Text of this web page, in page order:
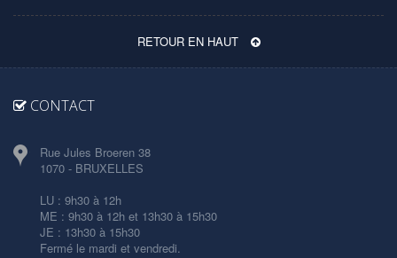
RETOUR EN HAUT
CONTACT
Rue Jules Broeren 38
1070 - BRUXELLES
LU : 9h30 à 12h
ME : 9h30 à 12h et 13h30 à 15h30
JE : 13h30 à 15h30
Fermé le mardi et vendredi.